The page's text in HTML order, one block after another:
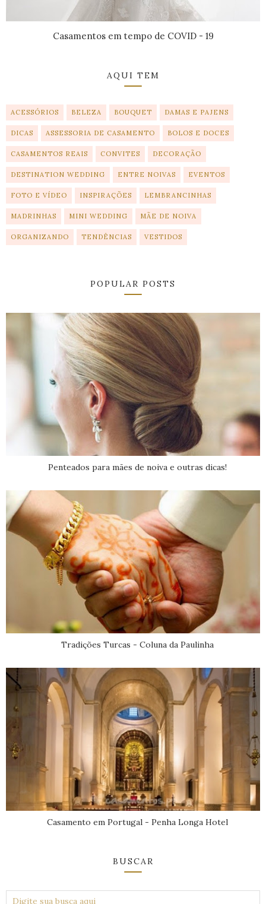
Casamentos em tempo de COVID - 19
AQUI TEM
ACESSÓRIOS BELEZA BOUQUET DAMAS E PAJENS
DICAS ASSESSORIA DE CASAMENTO BOLOS E DOCES
CASAMENTOS REAIS CONVITES DECORAÇÃO
DESTINATION WEDDING ENTRE NOIVAS EVENTOS
FOTO E VÍDEO INSPIRAÇÕES LEMBRANCINHAS
MADRINHAS MINI WEDDING MÃE DE NOIVA
ORGANIZANDO TENDÊNCIAS VESTIDOS
POPULAR POSTS
Penteados para mães de noiva e outras dicas!
Tradições Turcas - Coluna da Paulinha
Casamento em Portugal - Penha Longa Hotel
BUSCAR